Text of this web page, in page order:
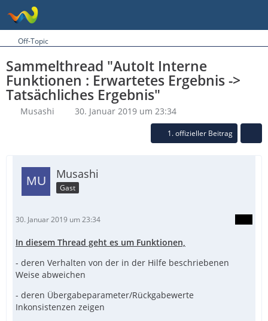
Off-Topic
Sammelthread "AutoIt Interne
Funktionen : Erwartetes Ergebnis ->
Tatsächliches Ergebnis"
Musashi 30. Januar 2019 um 23:34
1. offizieller Beitrag
Musashi
Gast
30. Januar 2019 um 23:34
In diesem Thread geht es um Funktionen,
- deren Verhalten von der in der Hilfe beschriebenen
Weise abweichen
- deren Übergabeparameter/Rückgabewerte
Inkonsistenzen zeigen